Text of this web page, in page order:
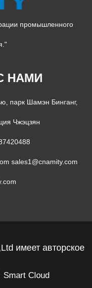
промышленного
НАМИ
парк Шамэн Бинганг,
Чжэцзян
sales1@cnamity.com
имеет авторское